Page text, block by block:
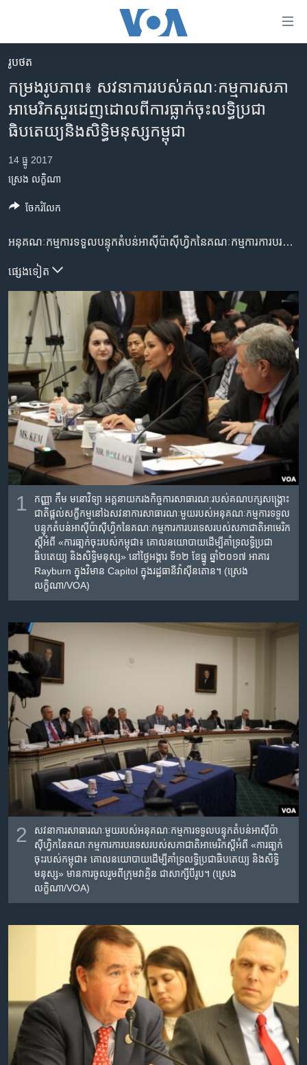
គេហទំព័រ​
រំលង​
និង​
ចូល​
ទំព័រ​
ព័ត៌មាន​​
ម្តង
និង​
ទៅ​
ទំព័រ​
ចូល​
ទៅ​
កាន់​
ទំព័រ​
ស្វែង​
កម្ពុជា
អន្តរជាតិ
អាមេរិក
ហេឡូវីអូអេ
ទូរទស្សន៍ / វីដេអូ​
វិទ្យុ / ផតខាសថ៍
កម្មវិធីទាំងអស់
Khmer English
បណ្តាញ​សង្គម
ភាសា
រូបថត
កម្រងរូបភាព៖ សវនាការ​របស់គណៈកម្មការ​សភា​
អាមេរិក​​សួរ​ដេញ​ដោល​ពី​ការ​ធ្លាក់​ចុះ​លទ្ធិ​ប្រជា
ធិបតេយ្យ​និង​សិទ្ធិ​មនុស្ស​កម្ពុជា
14 ធ្នូ 2017
ស្រេង លក្ខិណា
អនុ​គណៈកម្មការ​ទទួល​បន្ទុកតំបន់​អាស៊ី​ប៉ាស៊ីហ្វិក​នៃ​គណៈកម្មការ​ការ​បរទេស​របស់​សភា​ជាតិ​អាមេរិក​បើក​សវនាការ​សាធារណៈ​មួយ​ស្តី​អំពី «ការ​ធា្លក់​ចុះ​របស់​កម្ពុជា៖ គោល​នយោបាយ​ដើម្បី​គាំទ្រ​លទ្ធិ​ប្រជាធិបតេយ្យ​និង​សិទ្ធិ​មនុស្ស‍» ​នៅ​ថ្ងៃ​អង្គារ ទី១២ ខែ​ធ្នូ ឆ្នាំ២០១៧ នៅ​អាគារ Rayburn ក្នុង​វិមាន Capitol។ ក្រុម​វាគ្មិន​ចូលរួម​ជា​សាក្សី​រួម​មាន​អ្នក​នាង Olivia Enos អ្នកវិភាគ​គោល​នយោបាយ​មក​ពី​មជ្ឈមណ្ឌល Heritage Foundation កញ្ញា កឹម មនោវិទ្យា អគ្គនាយករង​កិច្ច​ការ​សាធារណៈ​របស់​គណបក្ស​សង្គ្រោះ​ជាតិ និង​លោក Kenneth Wollack ប្រធាន​វិទ្យាស្ថាន​ជាតិ​ប្រជាធិបតេយ្យ (NDI)។
ផ្សេង​ទៀត
1
កញ្ញា កឹម មនោវិទ្យា អគ្គនាយករង​កិច្ច​ការ​សាធារណៈ​របស់​គណបក្ស​សង្គ្រោះ​
ជាតិ​ផ្តល់​សក្ខីកម្ម​នៅ​ឯ​សវនាការ​សាធារណៈ​មួយរបស់​អនុ​គណៈកម្មការ​ទទួល​
បន្ទុក​តំបន់​អាស៊ីប៉ាស៊ីហ្វិក​នៃ​គណៈកម្មការការ​បរទេស​របស់​សភាជាតិ​អាមេរិក​
ស្តីអំពី​ «ការ​ធា្លក់​ចុះរបស់​កម្ពុជា​៖ ​គោល​នយោបាយ​ដើម្បី​គាំទ្រ​លទ្ធិប្រជា
ធិបតេយ្យ ​និង​សិទ្ធិមនុស្ស‍»​ ​នៅ​ថ្ងៃ​អង្គារ ទី១២ ខែ​ធ្នូ ឆ្នាំ២០១៧​ អាគារ
Rayburn ក្នុង​វិមាន Capitol ក្នុង​រដ្ឋធានី​វ៉ាស៊ីនតោន។ (ស្រេង
លក្ខិណា/VOA)
2
សវនាការ​សាធារណៈ​មួយរបស់​អនុ​គណៈកម្មការ​ទទួល​បន្ទុក​តំបន់​អាស៊ីប៉ា
ស៊ីហ្វិក​នៃ​គណៈកម្មការការ​បរទេស​របស់​សភាជាតិ​អាមេរិក​ស្តីអំពី​ «ការ​ធា្លក់​
ចុះរបស់​កម្ពុជា​៖ ​គោល​នយោបាយ​ដើម្បី​គាំទ្រ​លទ្ធិ​ប្រជាធិបតេយ្យ ​និង​សិទ្ធិ
មនុស្ស‍»​ មាន​ការ​ចូលរួម​ពី​ក្រុម​វាគ្មិន​ ជា​សាក្សី​បីរូប។ (ស្រេង
លក្ខិណា/VOA)
ចែករំលែក